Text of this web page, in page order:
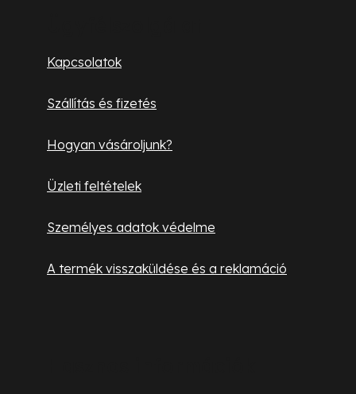
Kapcsolatok
Szállítás és fizetés
Hogyan vásároljunk?
Üzleti feltételek
Személyes adatok védelme
A termék visszaküldése és a reklamáció